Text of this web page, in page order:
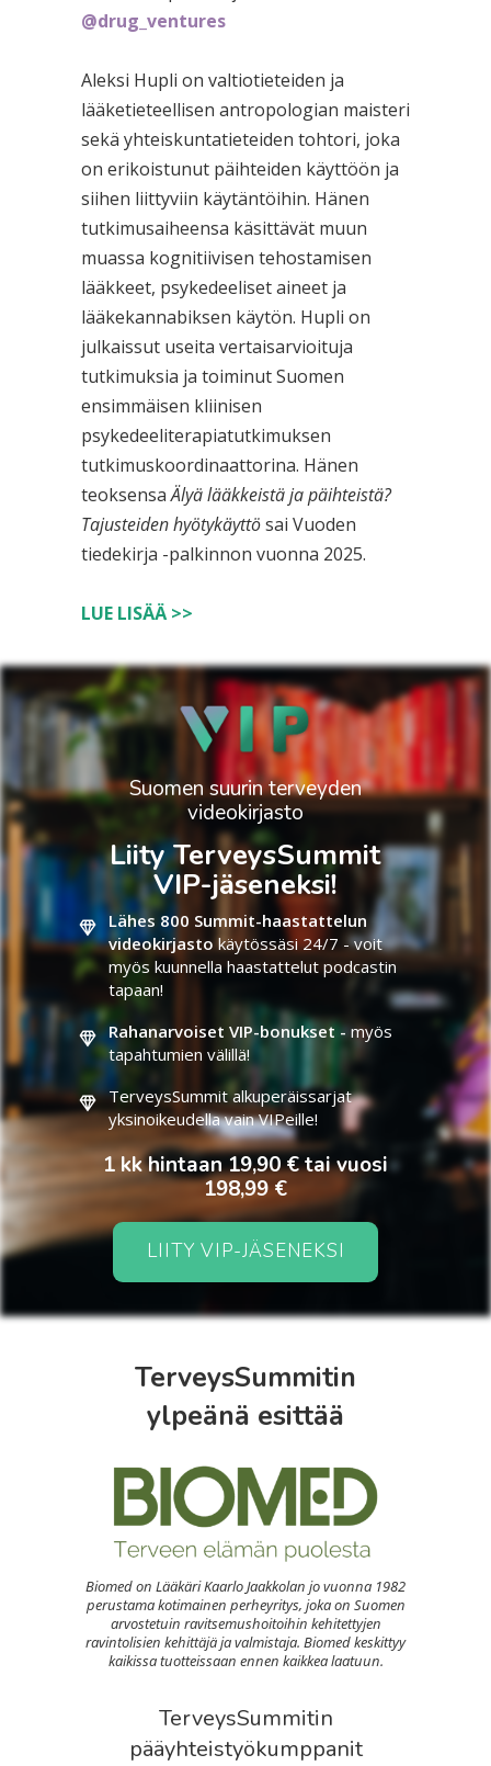
@drug_ventures
Aleksi Hupli on valtiotieteiden ja
lääketieteellisen antropologian maisteri
sekä yhteiskuntatieteiden tohtori, joka
on erikoistunut päihteiden käyttöön ja
siihen liittyviin käytäntöihin. Hänen
tutkimusaiheensa käsittävät muun
muassa kognitiivisen tehostamisen
lääkkeet, psykedeeliset aineet ja
lääkekannabiksen käytön. Hupli on
julkaissut useita vertaisarvioituja
tutkimuksia ja toiminut Suomen
ensimmäisen kliinisen
psykedeeliterapiatutkimuksen
tutkimuskoordinaattorina. Hänen
teoksensaÄlyä lääkkeistä ja päihteistä?
Tajusteiden hyötykäyttösai Vuoden
tiedekirja -palkinnon vuonna 2025.
LUE LISÄÄ >>
Suomen suurin terveyden
videokirjasto
Liity TerveysSummit
VIP-jäseneksi!
Lähes 800 Summit-haastattelun
videokirjasto käytössäsi 24/7 - voit
myös kuunnella haastattelut podcastin
tapaan!
Rahanarvoiset VIP-bonukset -myös
tapahtumien välillä!
TerveysSummit alkuperäissarjat
yksinoikeudella vain VIPeille!
1 kk hintaan 19,90 € tai vuosi
198,99 €
LIITY VIP-JÄSENEKSI
TerveysSummitin
ylpeänä esittää
Biomed on Lääkäri Kaarlo Jaakkolan jo vuonna 1982
perustama kotimainen perheyritys, joka on Suomen
arvostetuin ravitsemushoitoihin kehitettyjen
ravintolisien kehittäjä ja valmistaja. Biomed keskittyy
kaikissa tuotteissaan ennen kaikkea laatuun.
TerveysSummitin
pääyhteistyökumppanit